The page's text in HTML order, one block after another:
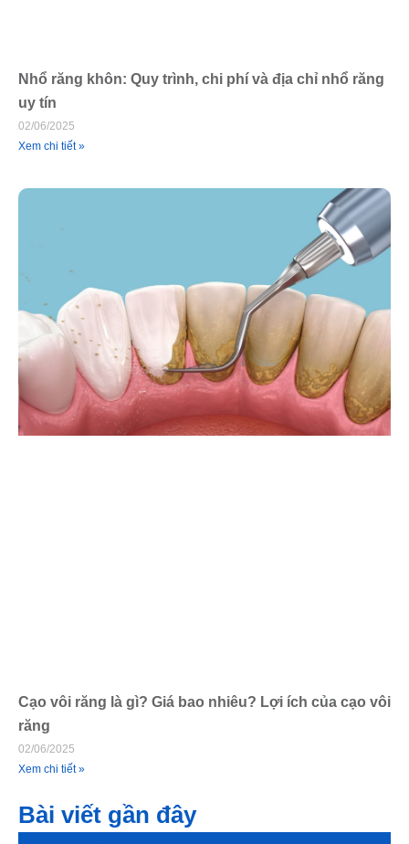
Nhổ răng khôn: Quy trình, chi phí và địa chỉ nhổ răng
uy tín
02/06/2025
Xem chi tiết »
Cạo vôi răng là gì? Giá bao nhiêu? Lợi ích của cạo vôi
răng
02/06/2025
Xem chi tiết »
Bài viết gần đây